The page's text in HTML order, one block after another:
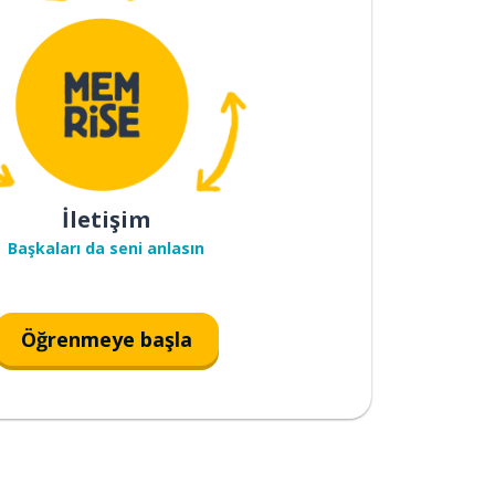
İletişim
Başkaları da seni anlasın
Öğrenmeye başla